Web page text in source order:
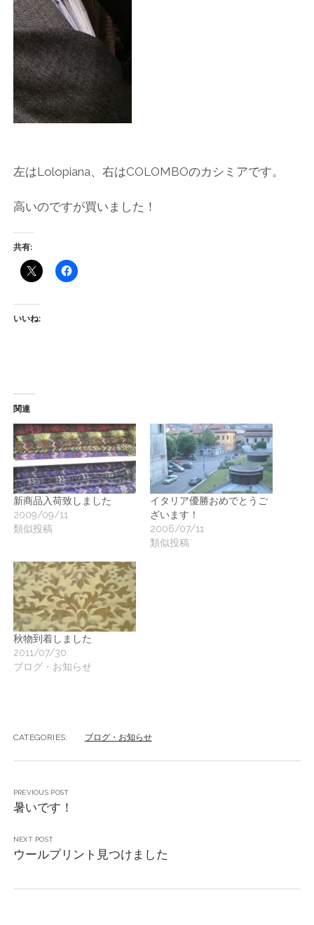
左はLolopiana、右はCOLOMBOのカシミアです。
高いのですが買いました！
共有:
いいね:
関連
新商品入荷致しました
2009/09/11
類似投稿
イタリア優勝おめでとうご
ざいます！
2006/07/11
類似投稿
秋物到着しました
2011/07/30
ブログ・お知らせ
CATEGORIES: ブログ・お知らせ
PREVIOUS POST
暑いです！
NEXT POST
ウールプリント見つけました